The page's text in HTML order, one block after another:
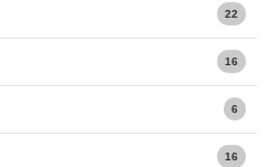
22
16
6
16